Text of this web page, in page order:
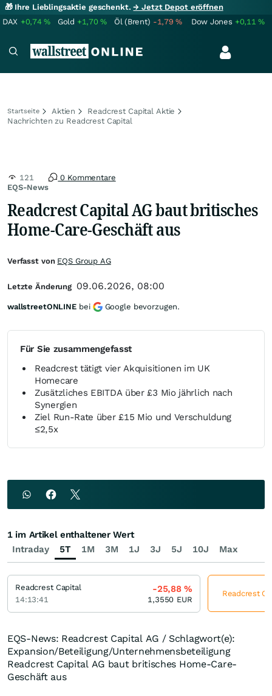
🎁 Ihre Lieblingsaktie geschenkt.→ Jetzt Depot eröffnen
DAX +0,74% Gold +1,70% Öl (Brent) -1,79% Dow Jones +0,11%
Startseite Aktien
Readcrest Capital Aktie
Nachrichten zu Readcrest Capital
EQS-News
121 0 Kommentare
Readcrest Capital AG baut britisches
Home-Care-Geschäft aus
Für Sie zusammengefasst
Readcrest tätigt vier Akquisitionen im UK
Homecare
Zusätzliches EBITDA über £3 Mio jährlich nach
Synergien
Ziel Run-Rate über £15 Mio und Verschuldung
≤2,5x
EQS-News: Readcrest Capital AG / Schlagwort(e):
Expansion/Beteiligung/Unternehmensbeteiligung
Readcrest Capital AG baut britisches Home-Care-
Geschäft aus
Verfasst von EQS Group AG
Letzte Änderung 09.06.2026, 08:00
wallstreetONLINE bei Google bevorzugen.
Intraday 5T 1M 3M 1J 3J 5J 10J Max
1 im Artikel enthaltener Wert
Readcrest Capital
14:13:41
-25,88%
1,3550 EUR
Readcrest